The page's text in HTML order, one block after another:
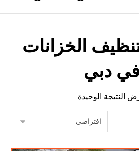
الخزانات
في دبي
النتيجة الوحيدة